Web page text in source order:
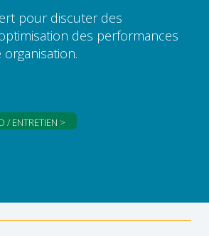
pour discuter des
des performances
/ ENTRETIEN >